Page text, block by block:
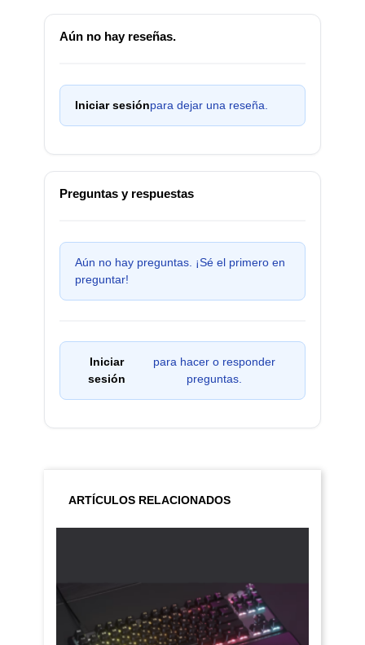
Aún no hay reseñas.
Iniciar sesiónpara dejar una reseña.
Preguntas y respuestas
Aún no hay preguntas. ¡Sé el primero en
preguntar!
Iniciar
sesión
para hacer o responder
preguntas.
ARTÍCULOS RELACIONADOS